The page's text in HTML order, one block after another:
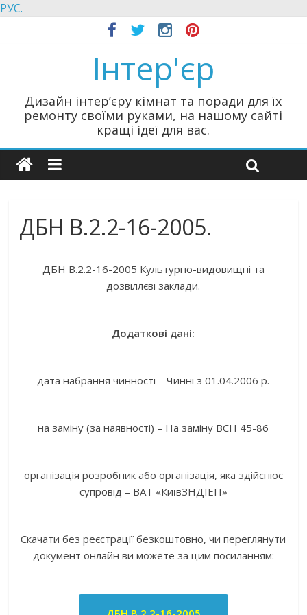
РУС.
Інтер'єр
Дизайн інтер’єру кімнат та поради для їх
ремонту своїми руками, на нашому сайті
кращі ідеї для вас.
ДБН В.2.2-16-2005.
ДБН В.2.2-16-2005 Культурно-видовищні та
дозвіллєві заклади.
Додаткові дані:
дата набрання чинності – Чинні з 01.04.2006 р.
на заміну (за наявності) – На заміну ВСН 45-86
організація розробник або організація, яка здійснює
супровід – ВАТ «КиївЗНДІЕП»
Скачати без реєстрації безкоштовно, чи переглянути
документ онлайн ви можете за цим посиланням: